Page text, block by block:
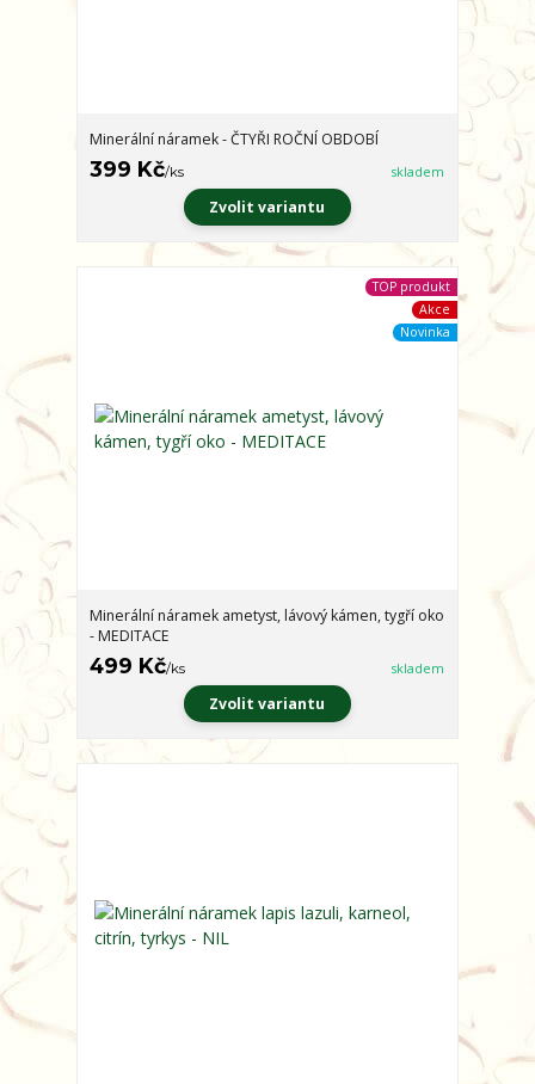
Minerální náramek - ČTYŘI ROČNÍ OBDOBÍ
399 Kč/ks skladem
Zvolit variantu
TOP produkt
Akce
Novinka
Minerální náramek ametyst, lávový kámen, tygří oko
- MEDITACE
499 Kč/ks skladem
Zvolit variantu